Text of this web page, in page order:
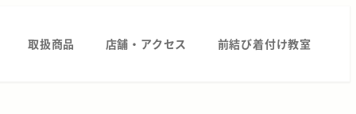
取扱商品 店舗・アクセス 前結び着付け教室